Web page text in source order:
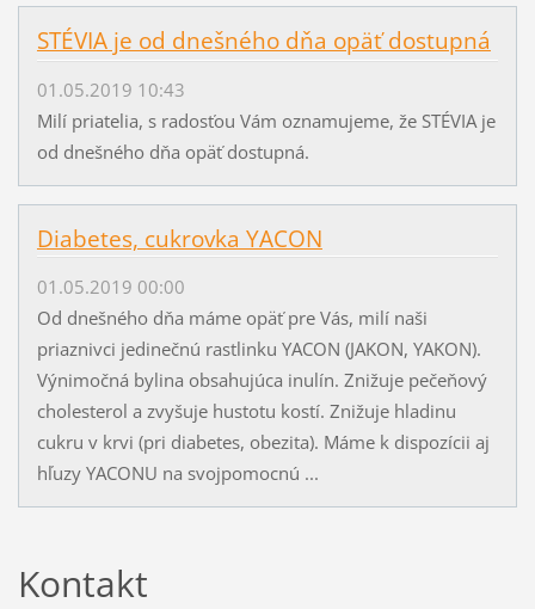
STÉVIA je od dnešného dňa opäť dostupná
01.05.2019 10:43
Milí priatelia, s radosťou Vám oznamujeme, že STÉVIA je
od dnešného dňa opäť dostupná.
Diabetes, cukrovka YACON
01.05.2019 00:00
Od dnešného dňa máme opäť pre Vás, milí naši
priaznivci jedinečnú rastlinku YACON (JAKON, YAKON).
Výnimočná bylina obsahujúca inulín. Znižuje pečeňový
cholesterol a zvyšuje hustotu kostí. Znižuje hladinu
cukru v krvi (pri diabetes, obezita). Máme k dispozícii aj
hľuzy YACONU na svojpomocnú ...
Kontakt